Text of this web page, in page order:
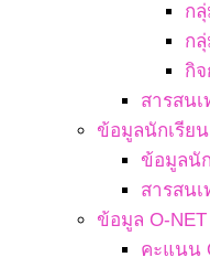
ก
ก
กิ
สารสน
ข้อมูลนักเรียน
ข้อมูลนั
สารสน
ข้อมูล O-NET
คะแนน